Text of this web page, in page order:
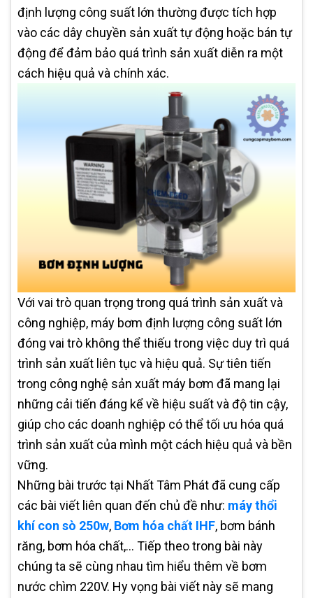
định lượng công suất lớn thường được tích hợp
vào các dây chuyền sản xuất tự động hoặc bán tự
động để đảm bảo quá trình sản xuất diễn ra một
cách hiệu quả và chính xác.
Với vai trò quan trọng trong quá trình sản xuất và
công nghiệp, máy bơm định lượng công suất lớn
đóng vai trò không thể thiếu trong việc duy trì quá
trình sản xuất liên tục và hiệu quả. Sự tiên tiến
trong công nghệ sản xuất máy bơm đã mang lại
những cải tiến đáng kể về hiệu suất và độ tin cậy,
giúp cho các doanh nghiệp có thể tối ưu hóa quá
trình sản xuất của mình một cách hiệu quả và bền
vững.
Những bài trước tại Nhất Tâm Phát đã cung cấp
các bài viết liên quan đến chủ đề như: máy thổi
khí con sò 250w, Bơm hóa chất IHF, bơm bánh
răng, bơm hóa chất,... Tiếp theo trong bài này
chúng ta sẽ cùng nhau tìm hiểu thêm về bơm
nước chìm 220V. Hy vọng bài viết này sẽ mang